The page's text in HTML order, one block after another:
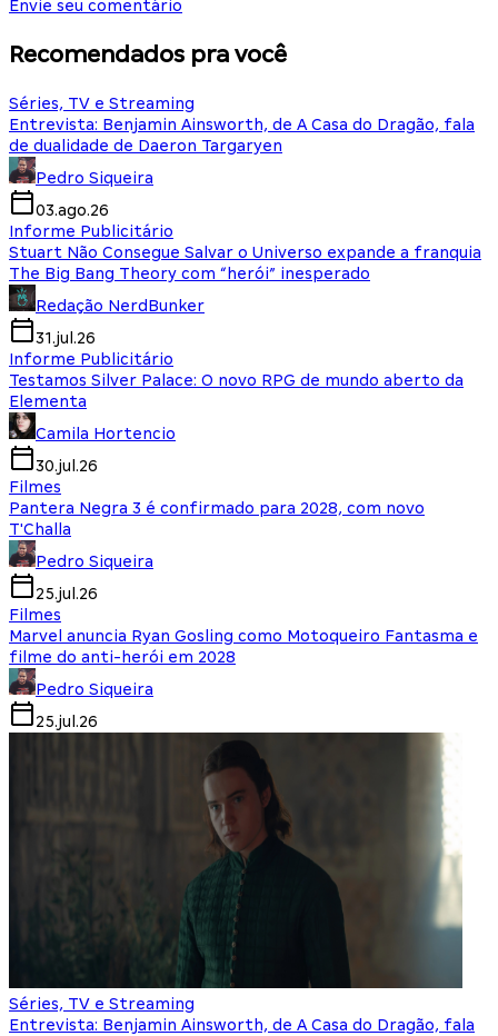
Envie seu comentário
Recomendados pra você
Séries, TV e Streaming
Entrevista: Benjamin Ainsworth, de A Casa do Dragão, fala
de dualidade de Daeron Targaryen
Pedro Siqueira
03.ago.26
Informe Publicitário
Stuart Não Consegue Salvar o Universo expande a franquia
The Big Bang Theory com “herói” inesperado
Redação NerdBunker
31.jul.26
Informe Publicitário
Testamos Silver Palace: O novo RPG de mundo aberto da
Elementa
Camila Hortencio
30.jul.26
Filmes
Pantera Negra 3 é confirmado para 2028, com novo
T'Challa
Pedro Siqueira
25.jul.26
Filmes
Marvel anuncia Ryan Gosling como Motoqueiro Fantasma e
filme do anti-herói em 2028
Pedro Siqueira
25.jul.26
Séries, TV e Streaming
Entrevista: Benjamin Ainsworth, de A Casa do Dragão, fala